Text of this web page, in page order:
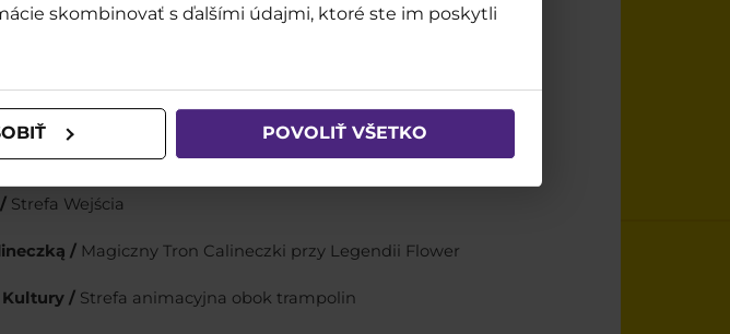
skombinovať s ďalšími údajmi, ktoré ste im poskytli
POVOLIŤ VŠETKO
animacji 03.06.2023
w Strefie Wejścia
Strefa Wejścia
/ Magiczny Tron Calineczki przy Legendii Flower
Kultury / Strefa animacyjna obok trampolin